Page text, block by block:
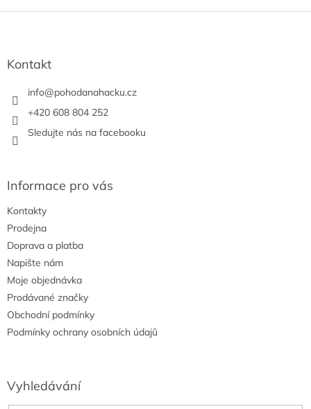
Kontakt
info@pohodanahacku.cz
+420 608 804 252
Sledujte nás na facebooku
Informace pro vás
Kontakty
Prodejna
Doprava a platba
Napište nám
Moje objednávka
Prodávané značky
Obchodní podmínky
Podmínky ochrany osobních údajů
Vyhledávání